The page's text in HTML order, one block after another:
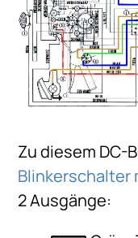
Zu diesem DC-
Blinkerschalter
2 Ausgänge: